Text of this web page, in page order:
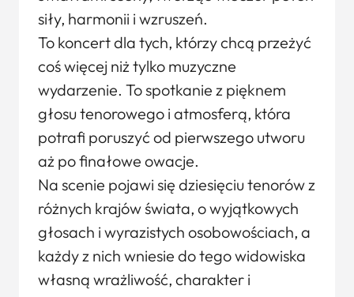
siły, harmonii i wzruszeń.
To koncert dla tych, którzy chcą przeżyć
coś więcej niż tylko muzyczne
wydarzenie. To spotkanie z pięknem
głosu tenorowego i atmosferą, która
potrafi poruszyć od pierwszego utworu
aż po finałowe owacje.
Na scenie pojawi się dziesięciu tenorów z
różnych krajów świata, o wyjątkowych
głosach i wyrazistych osobowościach, a
każdy z nich wniesie do tego widowiska
własną wrażliwość, charakter i